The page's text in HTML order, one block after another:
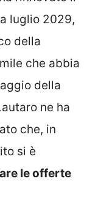
luglio 2029,
della
che abbia
della
ne ha
che, in
si è
le offerte